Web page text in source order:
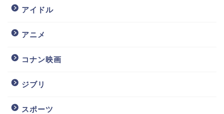
アイドル
アニメ
コナン映画
ジブリ
スポーツ